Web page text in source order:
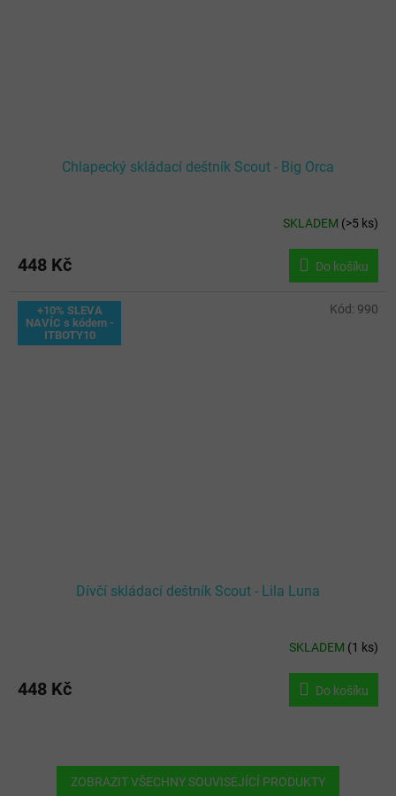
Chlapecký skládací deštník Scout - Big Orca
SKLADEM (>5 ks)
448 Kč Do košíku
+10% SLEVA
NAVÍC s kódem -
ITBOTY10
Dívčí skládací deštník Scout - Lila Luna
SKLADEM (1 ks)
448 Kč Do košíku
Kód: 990
ZOBRAZIT VŠECHNY SOUVISEJÍCÍ PRODUKTY